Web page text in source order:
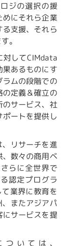
ジの選択の援
にそれら企業
支援、それら
。
対してCIMdata
あるものにす
ムの段階での
定義＆確立の
サービス、社
ートを提供し
リサーチを進
数々の商用ベ
らに全世界で
認定プログラ
業界に教育を
またアジアパ
サービスを提
いては、